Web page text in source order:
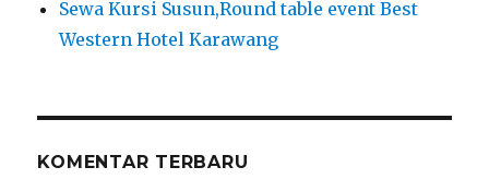
Sewa Kursi Susun,Round table event Best
Western Hotel Karawang
KOMENTAR TERBARU